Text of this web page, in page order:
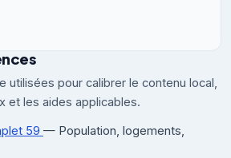
utilisées pour calibrer le contenu local,
et les aides applicables.
59 — Population, logements,